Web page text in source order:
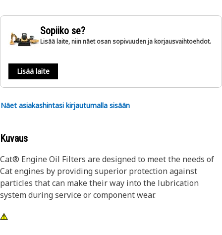
Sopiiko se?
Lisää laite, niin näet osan sopivuuden ja korjausvaihtoehdot.
Lisää laite
Näet asiakashintasi kirjautumalla sisään
Kuvaus
Cat® Engine Oil Filters are designed to meet the needs of
Cat engines by providing superior protection against
particles that can make their way into the lubrication
system during service or component wear.